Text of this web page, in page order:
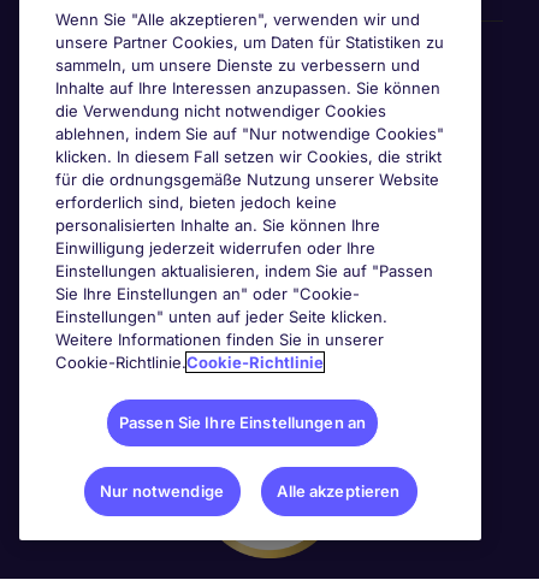
Awards & Zertifizierungen
Wenn Sie "Alle akzeptieren", verwenden wir und
unsere Partner Cookies, um Daten für Statistiken zu
sammeln, um unsere Dienste zu verbessern und
Inhalte auf Ihre Interessen anzupassen. Sie können
die Verwendung nicht notwendiger Cookies
ablehnen, indem Sie auf "Nur notwendige Cookies"
klicken. In diesem Fall setzen wir Cookies, die strikt
für die ordnungsgemäße Nutzung unserer Website
erforderlich sind, bieten jedoch keine
personalisierten Inhalte an. Sie können Ihre
Einwilligung jederzeit widerrufen oder Ihre
Einstellungen aktualisieren, indem Sie auf "Passen
Sie Ihre Einstellungen an" oder "Cookie-
Einstellungen" unten auf jeder Seite klicken.
Weitere Informationen finden Sie in unserer
Cookie-Richtlinie.Cookie-Richtlinie
Passen Sie Ihre Einstellungen an
Nur notwendige Alle akzeptieren